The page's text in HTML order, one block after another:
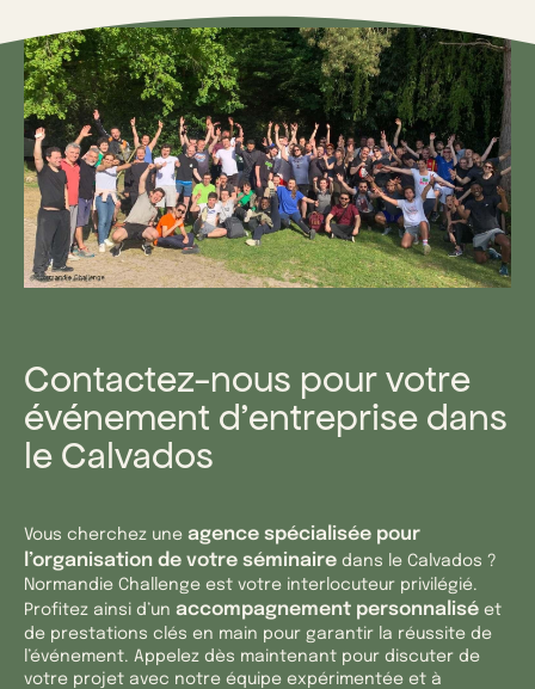
Contactez-nous pour votre
événement d’entreprise dans
le Calvados
Vous cherchez une agence spécialisée pour
l’organisation de votre séminaire dans le Calvados ?
Normandie Challenge est votre interlocuteur privilégié.
Profitez ainsi d’un accompagnement personnalisé et
de prestations clés en main pour garantir la réussite de
l’événement. Appelez dès maintenant pour discuter de
votre projet avec notre équipe expérimentée et à